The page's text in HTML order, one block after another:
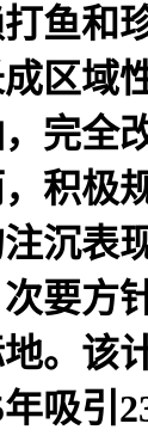
鱼和
区域
完全
积极
沉表
要方
。该
吸引